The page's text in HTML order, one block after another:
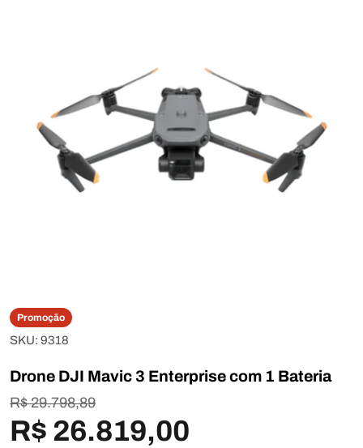
a
Abrir mídia 0 em modal
Promoção
SKU: 9318
Drone DJI Mavic 3 Enterprise com 1 Bateria
R$ 29.798,89
R$ 26.819,00